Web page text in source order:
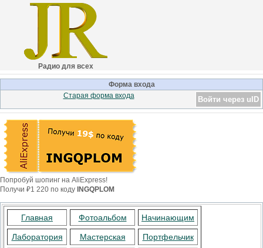
Радио для всех
Форма входа
Войти через uID
Старая форма входа
Попробуй шопинг на AliExpress!
Получи ₽1 220 по коду INGQPLOM
Главная Фотоальбом Начинающим
Лаборатория Мастерская Портфельчик